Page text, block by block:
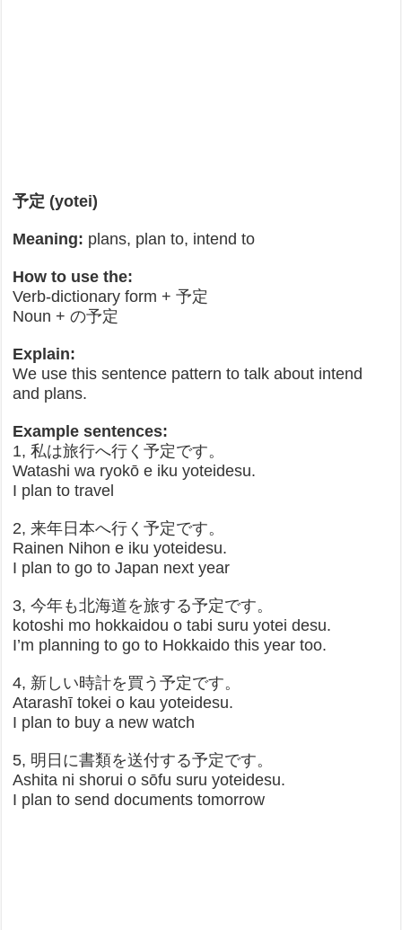
予定 (yotei)
Meaning: plans, plan to, intend to
How to use the:
Verb-dictionary form + 予定
Noun + の予定
Explain:
We use this sentence pattern to talk about intend
and plans.
Example sentences:
1, 私は旅行へ行く予定です。
Watashi wa ryokō e iku yoteidesu.
I plan to travel
2, 来年日本へ行く予定です。
Rainen Nihon e iku yoteidesu.
I plan to go to Japan next year
3, 今年も北海道を旅する予定です。
kotoshi mo hokkaidou o tabi suru yotei desu.
I’m planning to go to Hokkaido this year too.
4, 新しい時計を買う予定です。
Atarashī tokei o kau yoteidesu.
I plan to buy a new watch
5, 明日に書類を送付する予定です。
Ashita ni shorui o sōfu suru yoteidesu.
I plan to send documents tomorrow